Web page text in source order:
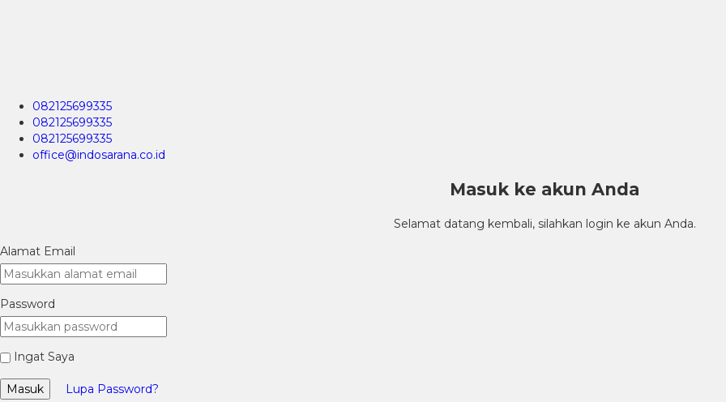
082125699335
082125699335
082125699335
office@indosarana.co.id
Masuk ke akun Anda
Selamat datang kembali, silahkan login ke akun Anda.
Alamat Email
Password
Ingat Saya
Masuk Lupa Password?